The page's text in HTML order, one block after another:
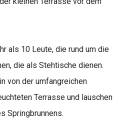
als 10 Leute, die rund um die
die als Stehtische dienen.
von der umfangreichen
Terrasse und lauschen
Springbrunnens.